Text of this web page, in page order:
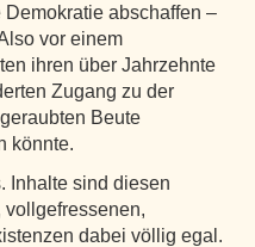
abschaffen –
vor einem
ihren über Jahrzehnte
Zugang zu der
Beute
könnte.
Inhalte sind diesen
dabei völlig egal.